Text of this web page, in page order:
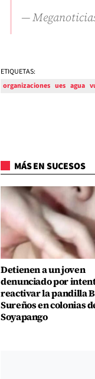
—
ETIQUETAS:
organizaciones ues agua
MÁS EN SUCESOS
Detienen a un joven
denunciado por
reactivar la pandilla
Sureños en colonias
Soyapango